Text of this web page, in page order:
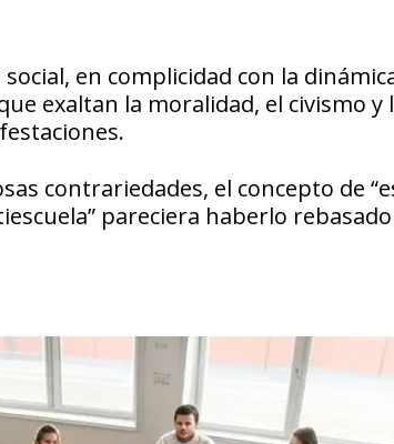
en complicidad con la
exaltan la moralidad, el civismo y
contrariedades, el concepto de
pareciera haberlo